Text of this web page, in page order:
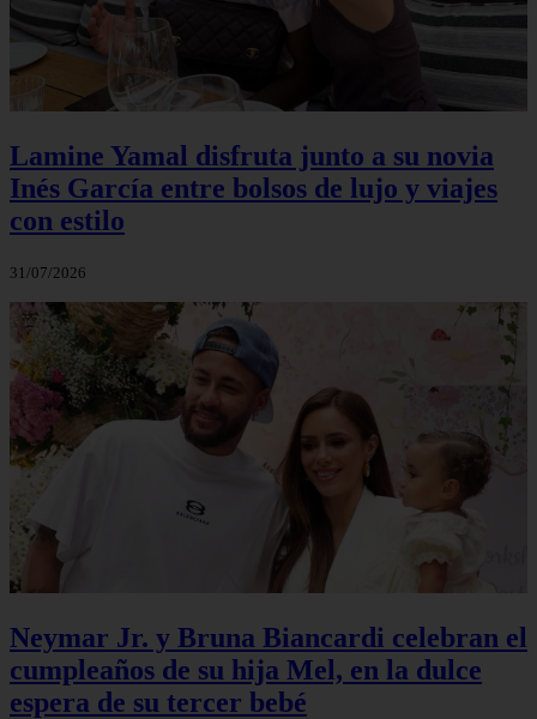
Lamine Yamal disfruta junto a su novia
Inés García entre bolsos de lujo y viajes
con estilo
31/07/2026
Neymar Jr. y Bruna Biancardi celebran el
cumpleaños de su hija Mel, en la dulce
espera de su tercer bebé